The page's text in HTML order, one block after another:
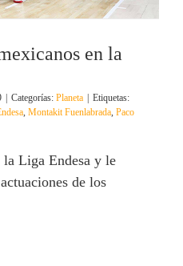
en la
Categorías: Planeta
Etiquetas:
, Montakit Fuenlabrada, Paco
Liga Endesa y le
de los